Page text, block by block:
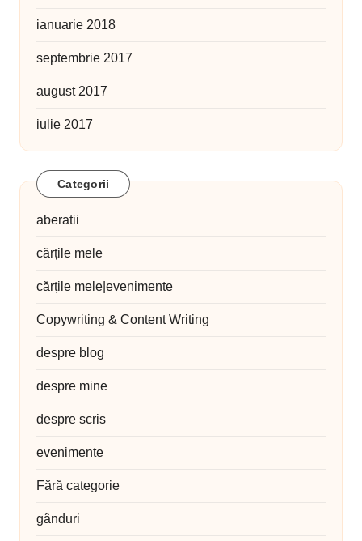
ianuarie 2018
septembrie 2017
august 2017
iulie 2017
Categorii
aberatii
cărțile mele
cărțile mele|evenimente
Copywriting & Content Writing
despre blog
despre mine
despre scris
evenimente
Fără categorie
gânduri